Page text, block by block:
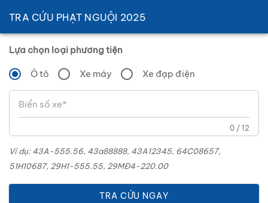
TRA CỨU PHẠT NGUỘI 2025
Lựa chọn loại phương tiện
Ô tô Xe máy Xe đạp điện
0 / 12
Ví dụ: 43A-555.56, 43a88888, 43A12345, 64C08657,
51H10687, 29H1-555.55, 29MĐ4-220.00
TRA CỨU NGAY